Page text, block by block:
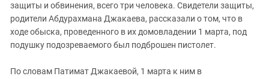
защиты и обвинения, всего три человека. Свидетели защиты,
родители Абдурахмана Джакаева, рассказали о том, что в
ходе обыска, проведенного в их домовладении 1 марта, под
подушку подозреваемого был подброшен пистолет.
По словам Патимат Джакаевой, 1 марта к ним в